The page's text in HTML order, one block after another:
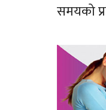
समयको